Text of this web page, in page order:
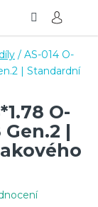
/ AS-014 O-
| Standardní
O-
Gen.2 |